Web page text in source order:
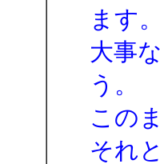
ます。
大事
う。
この
それ